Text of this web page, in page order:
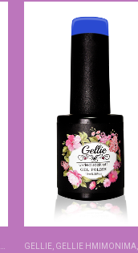
GELLIE, GELLIE ΗΜΙΜΌΝΙΜΑ,